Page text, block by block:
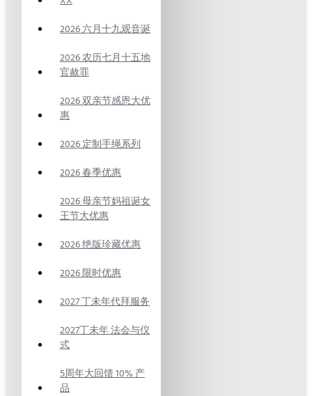
2026 六月十九观音诞
2026 农历七月十五地
官赦罪
2026 双亲节感恩大优
惠
2026 定制手绳系列
2026 春季优惠
2026 母亲节妈祖诞女
王节大优惠
2026 绝版珍藏优惠
2026 限时优惠
2027 丁未年代拜服务
2027丁未年 法会与仪
式
5周年大回馈 10% 产
品